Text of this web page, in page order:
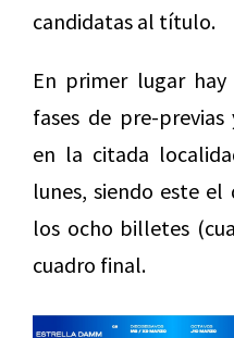
candidatas al título.
En primer lugar
fases de pre-
en la citada
lunes, siendo este
los ocho billetes
cuadro final.